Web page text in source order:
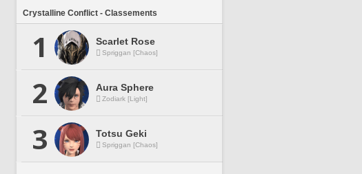
Crystalline Conflict - Classements
1 Scarlet Rose
Spriggan [Chaos]
2 Aura Sphere
Zodiark [Light]
3 Totsu Geki
Spriggan [Chaos]